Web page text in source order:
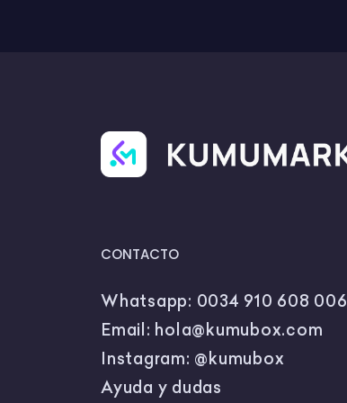
CONTACTO
Whatsapp: 0034 910 608 006
Email: hola@kumubox.com
Instagram: @kumubox
Ayuda y dudas